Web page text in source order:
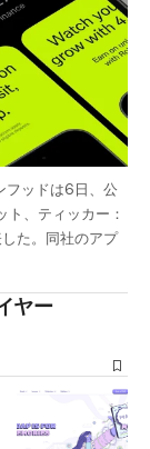
フッドは6日、公
、ティッカー：
た。同社のアプ
ヤー